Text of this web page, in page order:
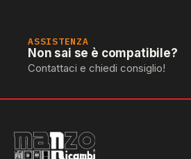
ASSISTENZA
Non sai se è compatibile?
Contattaci e chiedi consiglio!